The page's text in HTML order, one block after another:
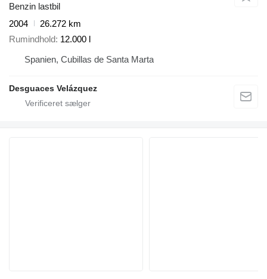
Benzin lastbil
2004
26.272 km
Rumindhold 12.000 l
Spanien, Cubillas de Santa Marta
Desguaces Velázquez